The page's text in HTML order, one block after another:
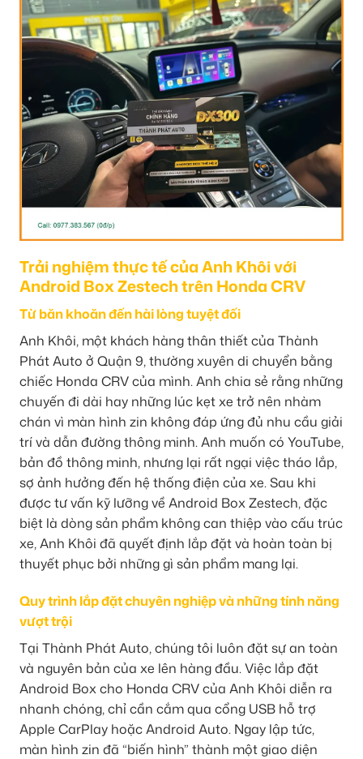
Trải nghiệm thực tế của Anh Khôi với
Android Box Zestech trên Honda CRV
Từ băn khoăn đến hài lòng tuyệt đối
Anh Khôi, một khách hàng thân thiết của Thành
Phát Auto ở Quận 9, thường xuyên di chuyển bằng
chiếc Honda CRV của mình. Anh chia sẻ rằng những
chuyến đi dài hay những lúc kẹt xe trở nên nhàm
chán vì màn hình zin không đáp ứng đủ nhu cầu giải
trí và dẫn đường thông minh. Anh muốn có YouTube,
bản đồ thông minh, nhưng lại rất ngại việc tháo lắp,
sợ ảnh hưởng đến hệ thống điện của xe. Sau khi
được tư vấn kỹ lưỡng về Android Box Zestech, đặc
biệt là dòng sản phẩm không can thiệp vào cấu trúc
xe, Anh Khôi đã quyết định lắp đặt và hoàn toàn bị
thuyết phục bởi những gì sản phẩm mang lại.
Quy trình lắp đặt chuyên nghiệp và những tính năng
vượt trội
Tại Thành Phát Auto, chúng tôi luôn đặt sự an toàn
và nguyên bản của xe lên hàng đầu. Việc lắp đặt
Android Box cho Honda CRV của Anh Khôi diễn ra
nhanh chóng, chỉ cần cắm qua cổng USB hỗ trợ
Apple CarPlay hoặc Android Auto. Ngay lập tức,
màn hình zin đã “biến hình” thành một giao diện